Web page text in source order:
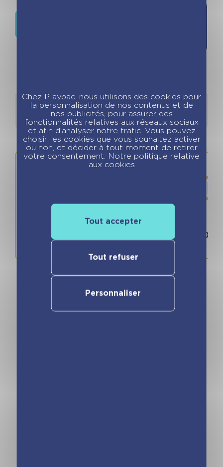
Détails Auteurs
Chez Playbac, nous utilisons des cookies pour
la personnalisation de nos contenus et de
nos publicités, pour assurer des
fonctionnalités relatives aux réseaux sociaux
et afin d’analyser notre trafic. Vous pouvez
choisir les cookies que vous souhaitez activer
ou non, et décider à tout moment de retirer
votre consentement. Notre politique relative
aux cookies
Tout accepter
Tout refuser
Personnaliser